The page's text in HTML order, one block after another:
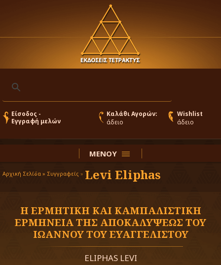
Είσοδος -
Εγγραφή μελών
Καλάθι Αγορών:
άδειο
Wishlist
άδειο
ΜΕΝΟΥ
Αρχική Σελίδα » Συγγραφείς » Levi Eliphas
Η ΕΡΜΗΤΙΚΗ ΚΑΙ ΚΑΜΠΑΛΙΣΤΙΚΗ
ΕΡΜΗΝΕΙΑ ΤΗΣ ΑΠΟΚΑΛΥΨΕΩΣ ΤΟΥ
ΙΩΑΝΝΟΥ ΤΟΥ ΕΥΑΓΓΕΛΙΣΤΟΥ
ELIPHAS LEVI